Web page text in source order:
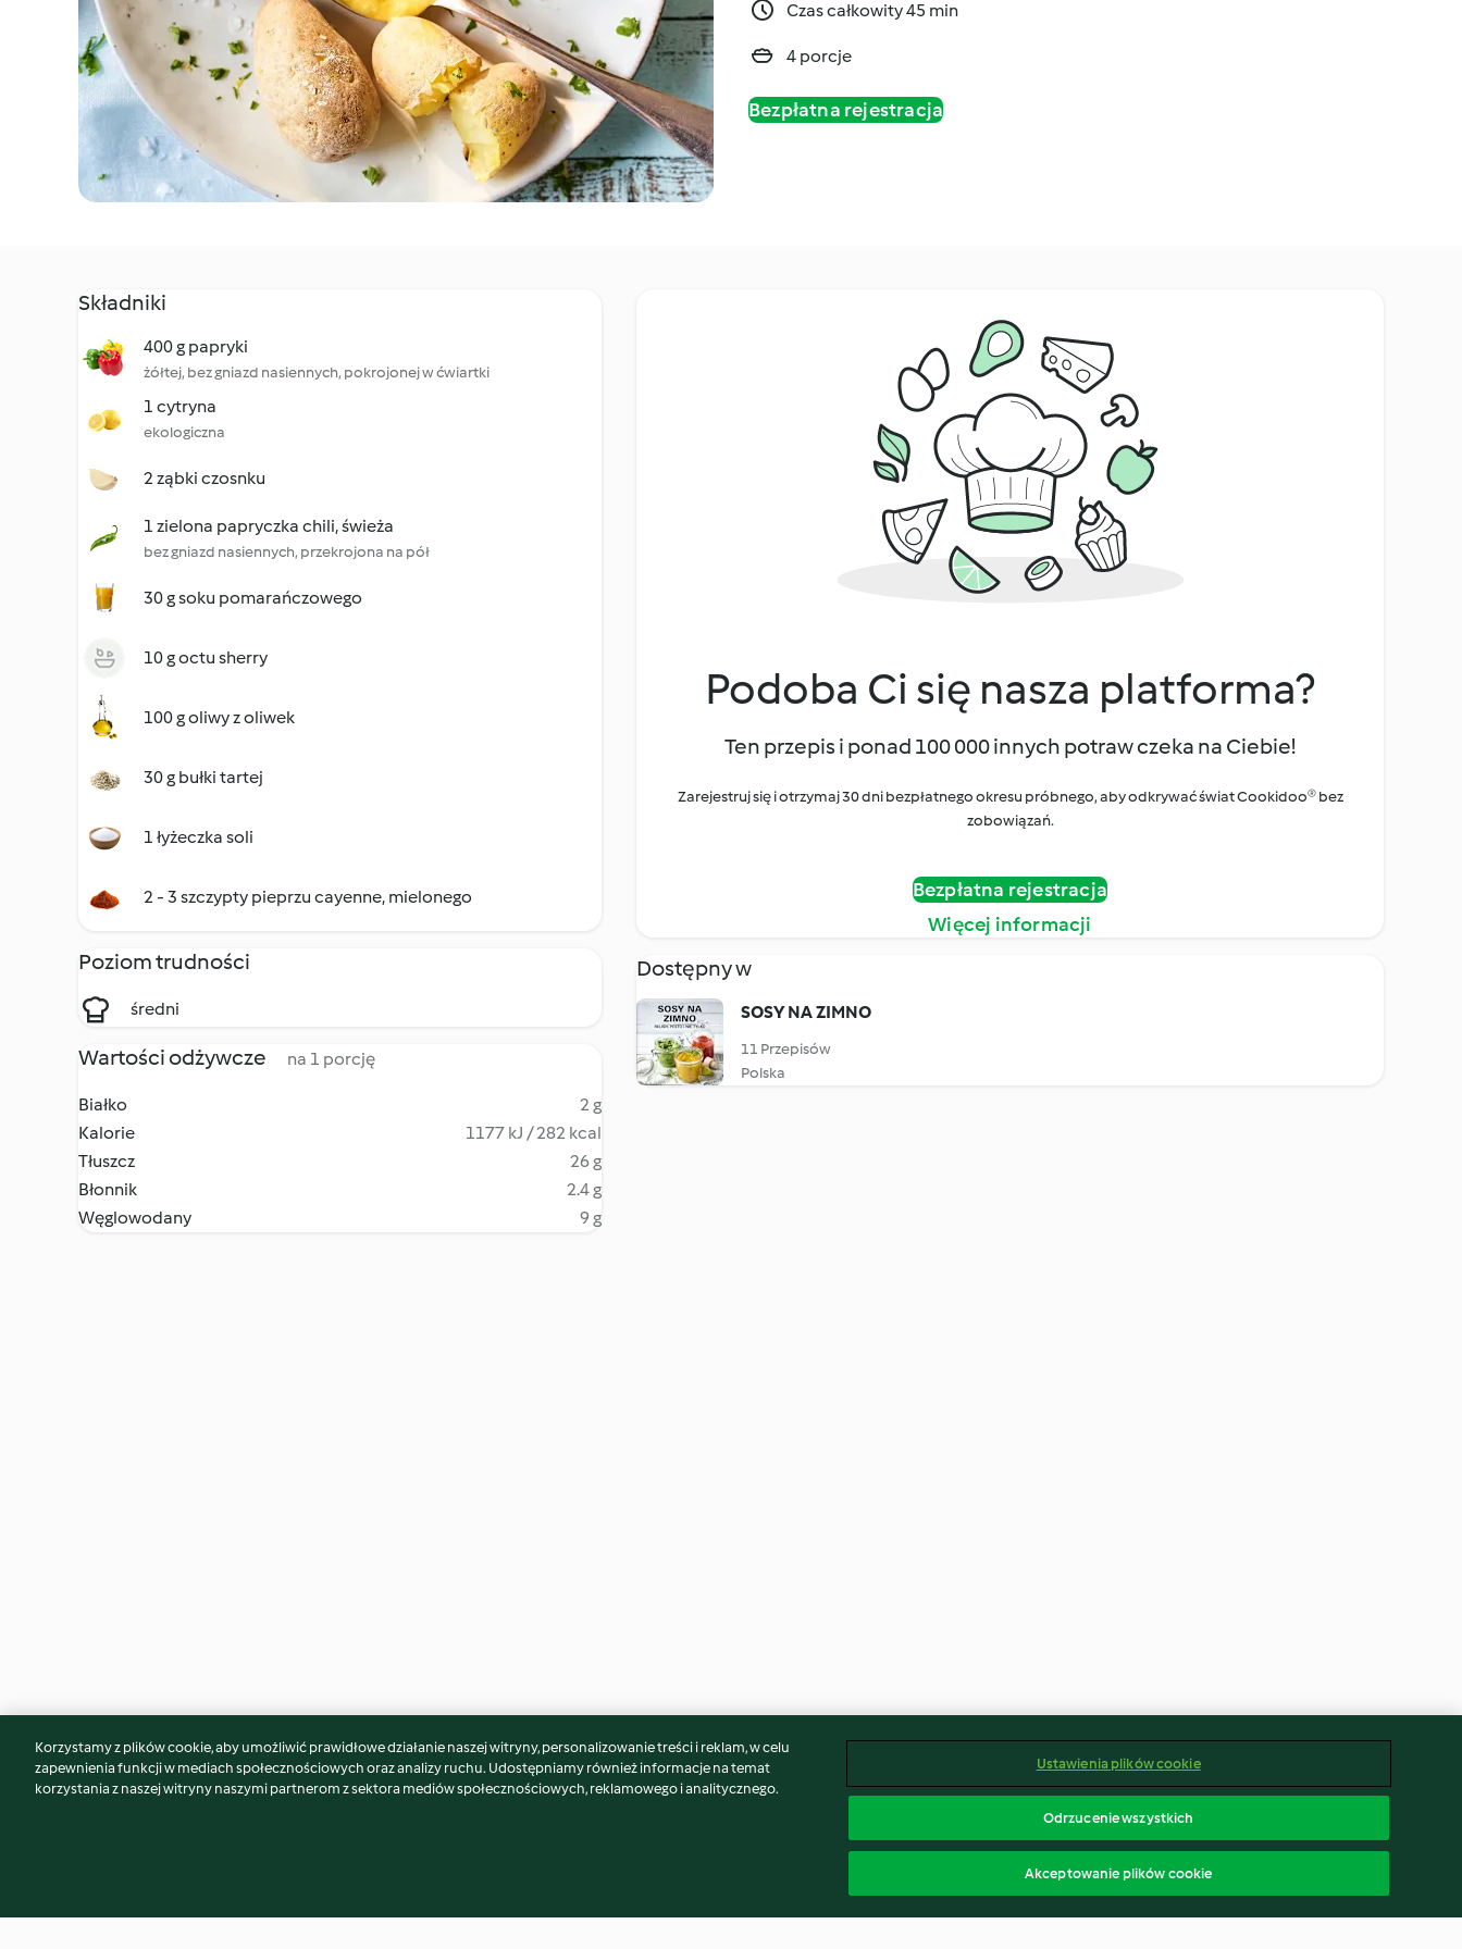
Czas całkowity 45 min
4 porcje
Bezpłatna rejestracja
Składniki
400 g papryki
żółtej, bez gniazd nasiennych, pokrojonej w ćwiartki
1 cytryna
ekologiczna
2 ząbki czosnku
1 zielona papryczka chili, świeża
bez gniazd nasiennych, przekrojona na pół
30 g soku pomarańczowego
10 g octu sherry
100 g oliwy z oliwek
30 g bułki tartej
1 łyżeczka soli
2 - 3 szczypty pieprzu cayenne, mielonego
Poziom trudności
średni
Wartości odżywcze na 1 porcję
Białko
2 g
Kalorie
1177 kJ / 282 kcal
Tłuszcz
26 g
Błonnik
2.4 g
Węglowodany
9 g
Podoba Ci się nasza platforma?
Ten przepis i ponad 100 000 innych potraw czeka na Ciebie!
Zarejestruj się i otrzymaj 30 dni bezpłatnego okresu próbnego, aby odkrywać świat Cookidoo® bez
zobowiązań.
Bezpłatna rejestracja
Więcej informacji
Dostępny w
SOSY NA ZIMNO
11 Przepisów
Polska
Może spodoba Ci się również...
Korzystamy z plików cookie, aby umożliwić prawidłowe działanie naszej witryny, personalizowanie treści i reklam, w celu
zapewnienia funkcji w mediach społecznościowych oraz analizy ruchu. Udostępniamy również informacje na temat
korzystania z naszej witryny naszymi partnerom z sektora mediów społecznościowych, reklamowego i analitycznego.
Ustawienia plików cookie
Odrzucenie wszystkich
Akceptowanie plików cookie